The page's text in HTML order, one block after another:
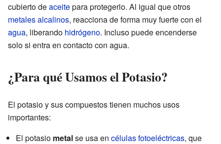
cubierto deaceitepara protegerlo. Al igual que otros
metales alcalinos, reacciona de forma muy fuerte con el
agua, liberando hidrógeno. Incluso puede encenderse
solo si entra en contacto con agua.
¿Para qué Usamos el Potasio?
El potasio y sus compuestos tienen muchos usos
importantes:
El potasio metalse usa en células fotoeléctricas, que